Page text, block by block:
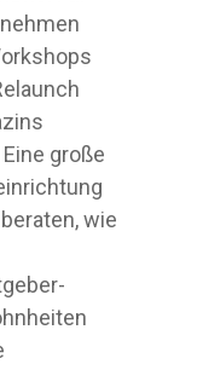
große
wie